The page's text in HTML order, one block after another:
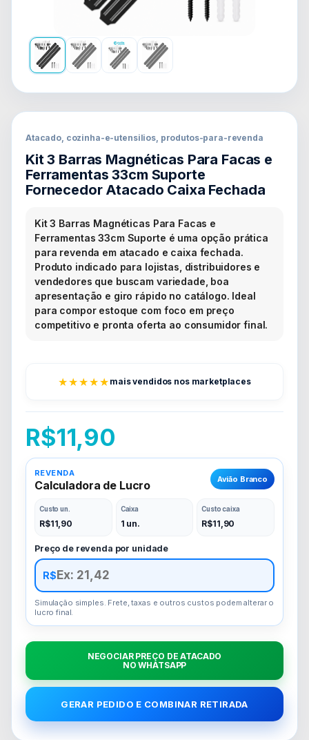
Atacado, cozinha-e-utensilios, produtos-para-revenda
Kit 3 Barras Magnéticas Para Facas e
Ferramentas 33cm Suporte
Fornecedor Atacado Caixa Fechada
Kit 3 Barras Magnéticas Para Facas e
Ferramentas 33cm Suporte é uma opção prática
para revenda em atacado e caixa fechada.
Produto indicado para lojistas, distribuidores e
vendedores que buscam variedade, boa
apresentação e giro rápido no catálogo. Ideal
para compor estoque com foco em preço
competitivo e pronta oferta ao consumidor final.
★★★★★ mais vendidos nos marketplaces
R$11,90
REVENDA
Calculadora de Lucro Avião Branco
Custo un.
R$11,90
Caixa
1 un.
Custo caixa
R$11,90
Preço de revenda por unidade
R$
Simulação simples. Frete, taxas e outros custos podem alterar o
lucro final.
NEGOCIAR PREÇO DE ATACADO
NO WHATSAPP
GERAR PEDIDO E COMBINAR RETIRADA